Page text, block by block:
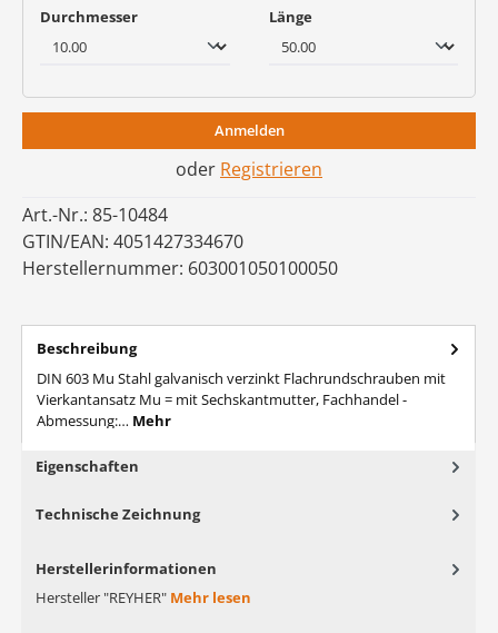
Durchmesserauswählen Längeauswählen
Anmelden
oder Registrieren
Art.-Nr.: 85-10484
GTIN/EAN: 4051427334670
Herstellernummer: 603001050100050
Beschreibung
DIN 603 Mu Stahl galvanisch verzinkt Flachrundschrauben mit
Vierkantansatz Mu = mit Sechskantmutter, Fachhandel -
Abmessung:… Mehr
Eigenschaften
Technische Zeichnung
Herstellerinformationen
Hersteller "REYHER" Mehr lesen